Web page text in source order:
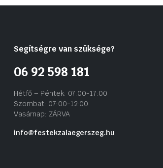
Segítségre van szüksége?
06 92 598 181
Hétfő – Péntek: 07:00-17:00
Szombat: 07:00-12:00
Vasárnap: ZÁRVA
info@festekzalaegerszeg.hu